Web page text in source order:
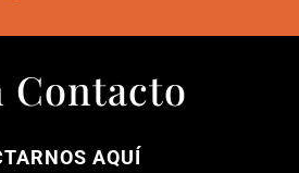
Contacto
AQUÍ